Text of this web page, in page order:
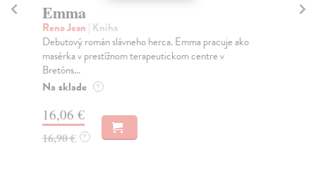
Emma
Reno Jean | Kniha
Debutový román slávneho herca. Emma pracuje ako
masérka v prestížnom terapeutickom centre v
Bretóns...
Na sklade ?
16,06 €
16,90 € ?